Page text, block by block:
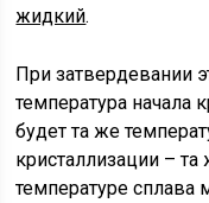
жидкий.
При затвердевании
температура начала
будет та же
кристаллизации –
температуре сплава